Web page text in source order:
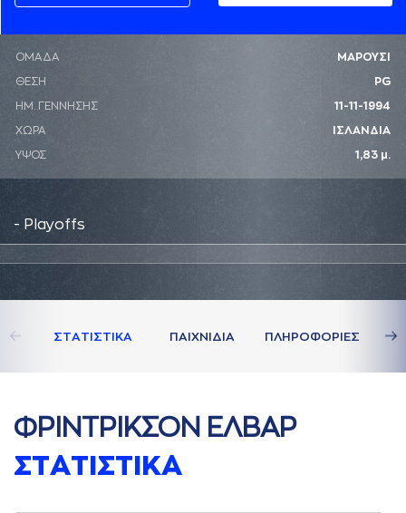
ΟΜΑΔΑ ΜΑΡΟΥΣΙ
ΘΕΣΗ PG
ΗΜ. ΓΕΝΝΗΣΗΣ 11-11-1994
ΧΩΡΑ ΙΣΛΑΝΔΙΑ
ΥΨΟΣ 1,83 μ.
- Playoffs
ΣΤAΤΙΣΤΙΚA ΠAΙΧΝΙΔΙA ΠΛΗΡΟΦΟΡΙΕΣ
ΦΡΙΝΤΡΙΚΣΟΝ ΕΛΒAΡ
ΣΤAΤΙΣΤΙΚA